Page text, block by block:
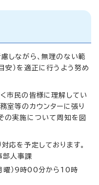
しながら、無理のない範
）を適正に行うよう努め
市民の皆様に理解してい
室等のカウンターに張り
の実施について周知を図
応を予定しております。
人事課
曜）9時00分から10時